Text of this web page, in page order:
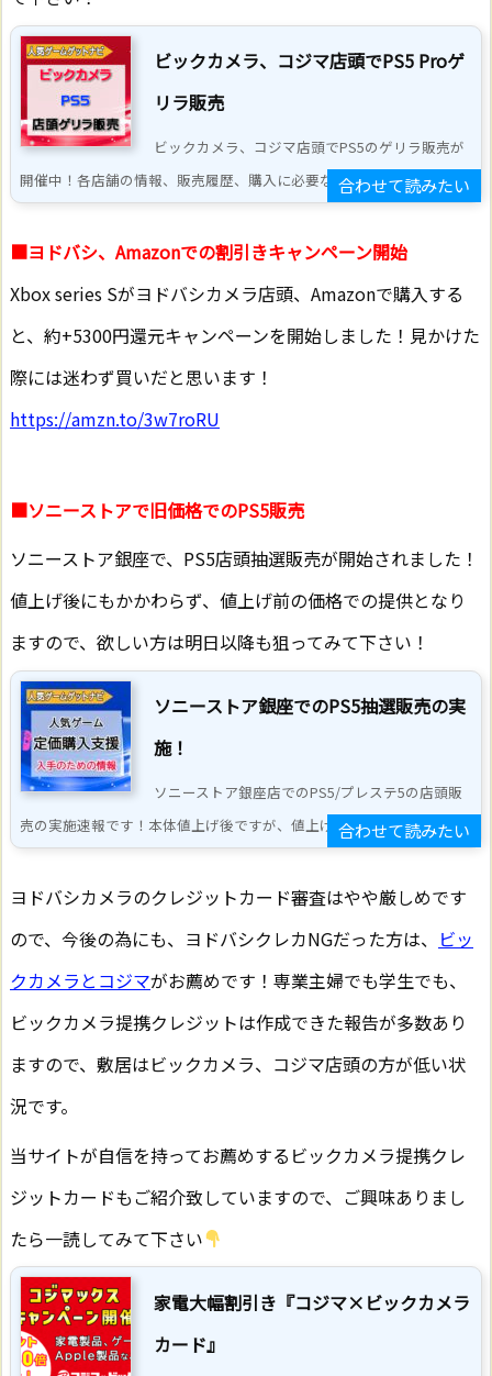
ビックカメラ、コジマ店頭でPS5 Proゲ
リラ販売
ビックカメラ、コジマ店頭でPS5のゲリラ販売が
開催中！各店舗の情報、販売履歴、購入に必要なお勧め提 ...
■ヨドバシ、Amazonでの割引きキャンペーン開始
Xbox series Sがヨドバシカメラ店頭、Amazonで購入する
と、約+5300円還元キャンペーンを開始しました！見かけた
際には迷わず買いだと思います！
https://amzn.to/3w7roRU
■ソニーストアで旧価格でのPS5販売
ソニーストア銀座で、PS5店頭抽選販売が開始されました！
値上げ後にもかかわらず、値上げ前の価格での提供となり
ますので、欲しい方は明日以降も狙ってみて下さい！
ソニーストア銀座でのPS5抽選販売の実
施！
ソニーストア銀座店でのPS5/プレステ5の店頭販
売の実施速報です！本体値上げ後ですが、値上げ前の価格 ...
ヨドバシカメラのクレジットカード審査はやや厳しめです
ので、今後の為にも、ヨドバシクレカNGだった方は、 ビッ
クカメラとコジマがお薦めです！専業主婦でも学生でも、
ビックカメラ提携クレジットは作成できた報告が多数あり
ますので、敷居はビックカメラ、コジマ店頭の方が低い状
況です。
当サイトが自信を持ってお薦めするビックカメラ提携クレ
ジットカードもご紹介致していますので、ご興味ありまし
たら一読してみて下さい
家電大幅割引き『コジマ×ビックカメラ
カード』